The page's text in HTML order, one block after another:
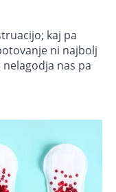
kaj pa
ni najbolj
nas pa